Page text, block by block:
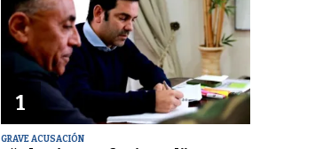
1
GRAVE ACUSACIÓN